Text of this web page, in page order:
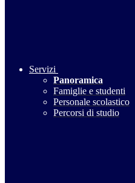
Servizi
Panoramica
Famiglie e studenti
Personale scolastico
Percorsi di studio